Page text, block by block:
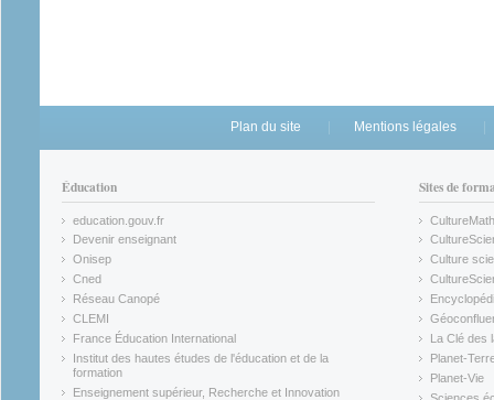
Plan du site Mentions légales
Éducation
education.gouv.fr
(link is external)
Devenir enseignant
(link is external)
Onisep
(link is external)
Cned
(link is external)
Réseau Canopé
(link is external)
CLEMI
(link is external)
France Éducation International
(link is external)
Institut des hautes études de l'éducation et de la
formation
(link is external)
Enseignement supérieur, Recherche et Innovation
Sites de
CultureMath
(link is
(link is
Culture
(link is
(link is
(link is
La Clé des
(link is
Planet-
(link is
Planet-Vie
(link is